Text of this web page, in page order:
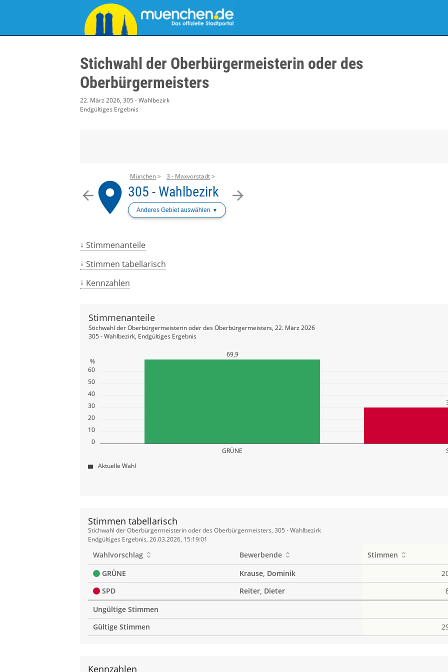
Stichwahl der Oberbürgermeisterin oder des
Oberbürgermeisters
22. März 2026, 305 - Wahlbezirk
Endgültiges Ergebnis
arrow_back arrow_forward
place
München 3 - Maxvorstadt
305 - Wahlbezirk
Anderes Gebiet auswählen
Stimmenanteile
Stimmen tabellarisch
Kennzahlen
0
10
20
30
40
50
60
%
GRÜNE
69,9
Stimmenanteile
Stichwahl der Oberbürgermeisterin oder des Oberbürgermeisters, 22. März 2026
305 - Wahlbezirk, Endgültiges Ergebnis
Aktuelle Wahl
Stimmen tabellarisch
Stimmen
tabellarisch
Stichwahl der Oberbürgermeisterin oder des Oberbürgermeisters, 305 - Wahlbezirk
Endgültiges Ergebnis, 26.03.2026, 15:19:01
Wahlvorschlag Bewerbende Stimmen
GRÜNE
Krause, Dominik
SPD
Reiter, Dieter
Ungültige Stimmen
Gültige Stimmen
Kennzahlen